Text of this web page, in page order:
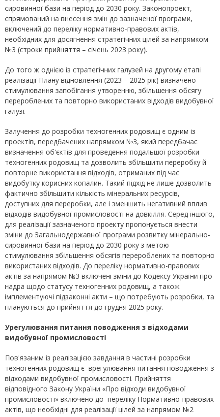
сировинної бази на період до 2030 року. Законопроект,
спрямований на внесення змін до зазначеної програми,
включений до переліку нормативно-правових актів,
необхідних для досягнення стратегічних цілей за напрямком
№3 (строки прийняття – січень 2023 року).
До того ж однією із стратегічних галузей на другому етапі
реалізації Плану відновлення (2023 – 2025 рік) визначено
стимулювання запобігання утворенню, збільшення обсягу
перероблених та повторно використаних відходів видобувної
галузі.
Залучення до розробки техногенних родовищ є одним із
проектів, передбачених напрямком №3, який передбачає
визначення об'єктів для проведення подальшої розробки
техногенних родовищ та дозволить збільшити переробку й
повторне використання відходів, отриманих під час
видобутку корисних копалин. Такий підхід не лише дозволить
фактично збільшити кількість мінеральних ресурсів,
доступних для переробки, але і зменшить негативний вплив
відходів видобувної промисловості на довкілля. Серед іншого,
для реалізації зазначеного проекту пропонується внести
зміни до Загальнодержавної програми розвитку мінерально-
сировинної бази на період до 2030 року з метою
стимулювання збільшення обсягів перероблених та повторно
використаних відходів. До переліку нормативно-правових
актів за напрямом №3 включені зміни до Кодексу України про
надра щодо статусу техногенних родовищ, а також
імплементуючі підзаконні акти – що потребують розробки, та
плануються до прийняття до грудня 2025 року.
Урегулювання питання поводження з відходами
видобувної промисловості
Пов'язаним із реалізацією завдання в частині розробки
техногенних родовищ є врегулювання питання поводження з
відходами видобувної промисловості. Прийняття
відповідного Закону України «Про відходи видобувної
промисловості» включено до переліку Нормативно-правових
актів, що необхідні для реалізації цілей за напрямом №2